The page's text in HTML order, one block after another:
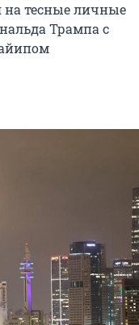
на тесные личные
Трампа с